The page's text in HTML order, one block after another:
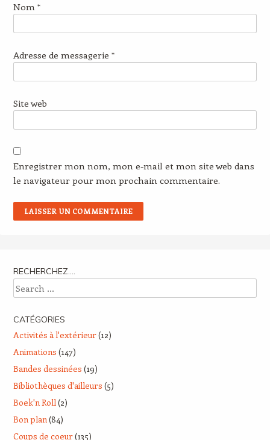
Nom *
Adresse de messagerie *
Site web
Enregistrer mon nom, mon e-mail et mon site web dans
le navigateur pour mon prochain commentaire.
RECHERCHEZ….
Search
CATÉGORIES
Activités à l'extérieur(12)
Animations (147)
Bandes dessinées (19)
Bibliothèques d'ailleurs (5)
Boek'n Roll(2)
Bon plan(84)
Coups de coeur(135)